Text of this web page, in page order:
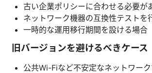
古い企業ポリシーに合わせる必要が
ネットワーク機器の互換性テストを
一時的な運用移行期間を設ける場合
旧バージョンを避けるべきケース
公共Wi-Fiなど不安定なネットワー